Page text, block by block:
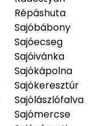
Répáshuta
Sajóbábony
Sajóecseg
Sajóivánka
Sajókápolna
Sajókeresztúr
Sajólászlófalva
Sajómercse